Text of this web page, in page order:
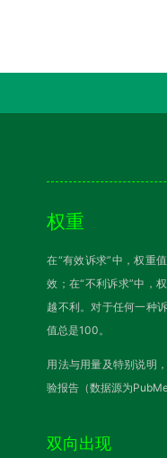
权重
在“有效诉求”中，权重
效；在“不利诉求”中，
越不利。对于任何一种
值总是100。
用法与用量及特别说明
验报告（数据源为
双向出现